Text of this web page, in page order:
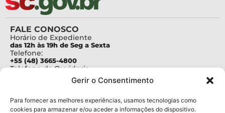
Gerir o Consentimento
Para fornecer as melhores experiências, usamos tecnologias como
cookies para armazenar e/ou aceder a informações do dispositivo.
FALE CONOSCO
Horário de Expediente
das 12h às 19h de Seg a Sexta
Telefone:
+55 (48) 3665-4800
Telefone da Ouvidoria
Para assuntos relacionados à Pesquisa
pesquisa@fapesc.sc.gov.br